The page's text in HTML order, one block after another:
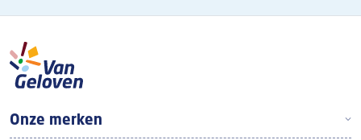
Boven footer
Onze merken